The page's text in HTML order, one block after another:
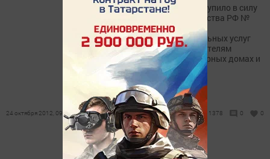
С 1 сентября 2012 года вступило в силу
Постановление Правительства РФ №
354 от 6 мая 2011 года о
предоставлении коммунальных услуг
собственникам и пользователям
помещений в многоквартирных домах и
жилых домов.
24 октября 2012, 09:49 1378 0 0